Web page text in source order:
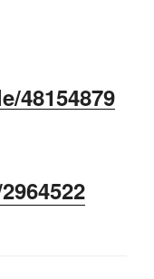
48154879